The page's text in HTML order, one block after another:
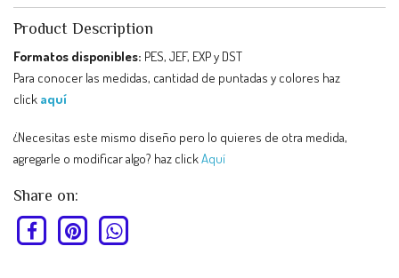
Product Description
Formatos disponibles: PES, JEF, EXP y DST
Para conocer las medidas, cantidad de puntadas y colores haz
click aquí
¿Necesitas este mismo diseño pero lo quieres de otra medida,
agregarle o modificar algo? haz clickAquí
Share on: